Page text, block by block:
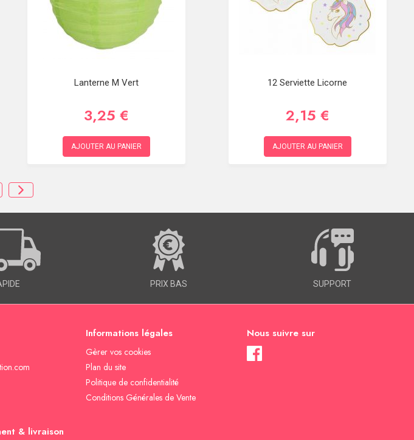
Lanterne M Vert
3,25 €
AJOUTER AU PANIER
12 Serviette Licorne
2,15 €
AJOUTER AU PANIER
PRIX BAS SUPPORT
Informations légales
Gèrer vos cookies
Plan du site
Politique de confidentialité
Conditions Générales de Vente
Nous suivre sur
& livraison